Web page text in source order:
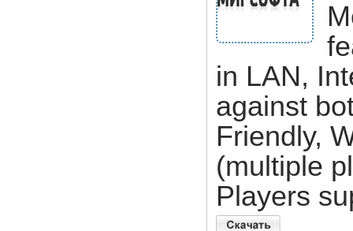
in LAN,
against
Friendly,
(multiple
Players